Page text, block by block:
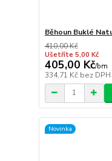
Běhoun Buklé
410,00 Kč
Ušetříte 5,00 Kč
405,00 Kč/bm
334,71 Kč bez DPH
Novinka